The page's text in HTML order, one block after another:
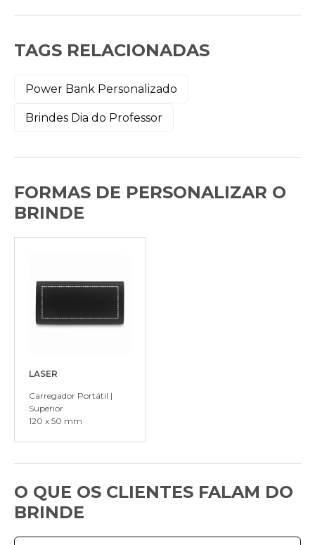
TAGS RELACIONADAS
Power Bank Personalizado
Brindes Dia do Professor
FORMAS DE PERSONALIZAR O
BRINDE
LASER
Carregador Portátil |
Superior
120 x 50 mm
O QUE OS CLIENTES FALAM DO
BRINDE